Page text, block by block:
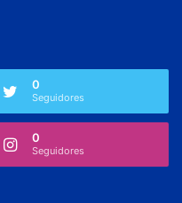
0
Seguidores
0
Seguidores